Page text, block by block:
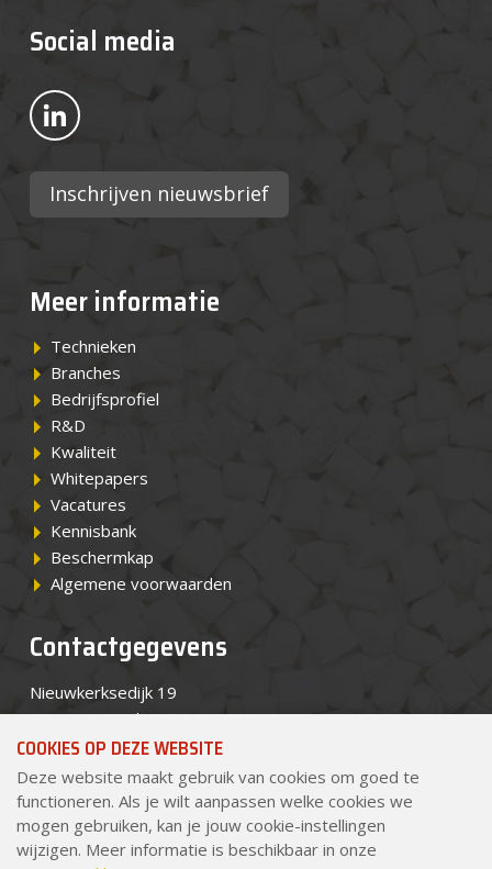
Social media
Bekijk ons op LinkedIn
Inschrijven nieuwsbrief
Meer informatie
Technieken
Branches
Bedrijfsprofiel
R&D
Kwaliteit
Whitepapers
Vacatures
Kennisbank
Beschermkap
Algemene voorwaarden
Contactgegevens
Nieuwkerksedijk 19
5051 HS Goirle
E-mail
sales@pekago.nl
Certificeringen
COOKIES OP DEZE WEBSITE
Deze website maakt gebruik van cookies om goed te
functioneren. Als je wilt aanpassen welke cookies we
mogen gebruiken, kan je jouw cookie-instellingen
wijzigen. Meer informatie is beschikbaar in onze